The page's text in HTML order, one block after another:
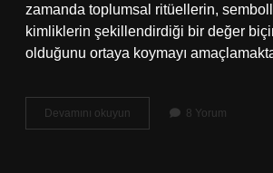
zamanda toplumsal ritüellerin,
kimliklerin şekillendirdiği bir değer
olduğunu ortaya koymayı
Devamını okuyun
fiyatlarını
8 Yorum